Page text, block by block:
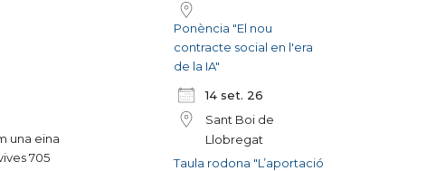
una eina
705
Ponència "El nou
contracte social en l'era
de la IA"
14 set. 26
Sant Boi de
Llobregat
Taula rodona "L’aportació